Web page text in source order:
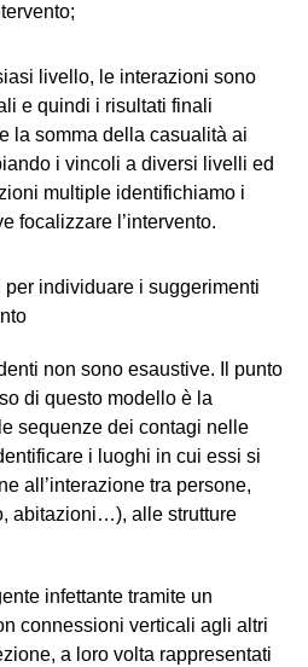
livello, le interazioni sono
e quindi i risultati finali
la somma della casualità ai
i vincoli a diversi livelli ed
multiple identifichiamo i
focalizzare l’intervento.
individuare i suggerimenti
non sono esaustive. Il punto
di questo modello è la
sequenze dei contagi nelle
i luoghi in cui essi si
all’interazione tra persone,
abitazioni…), alle strutture
infettante tramite un
connessioni verticali agli altri
a loro volta rappresentati